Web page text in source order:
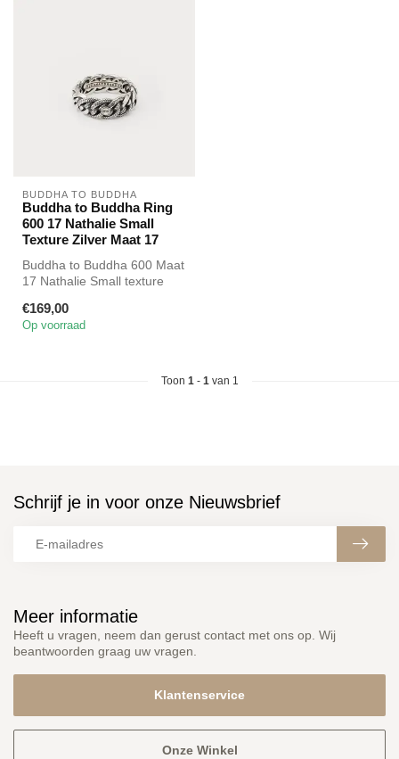
BUDDHA TO BUDDHA
Buddha to Buddha Ring
600 17 Nathalie Small
Texture Zilver Maat 17
Buddha to Buddha 600 Maat
17 Nathalie Small texture
€169,00
Op voorraad
Toon 1- 1van 1
Meer informatie
Heeft u vragen, neem dan gerust contact met ons op. Wij
beantwoorden graag uw vragen.
Klantenservice
Onze Winkel
Schrijf je in voor onze Nieuwsbrief